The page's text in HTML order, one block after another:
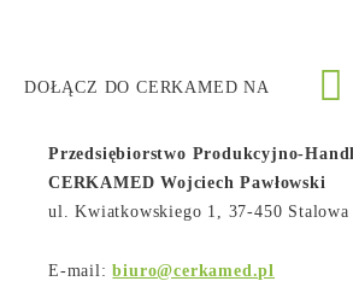
DOŁĄCZ DO CERKAMED NA
Przedsiębiorstwo Produkcyjno-
CERKAMED Wojciech Pawłowski
ul. Kwiatkowskiego 1, 37-450 Stalowa
E-mail:biuro@cerkamed.pl